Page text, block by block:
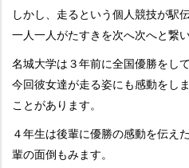
しかし、走るという個人競技が駅
一人一人がたすきを次へ次へと繋
名城大学は３年前に全国優勝をして
今回彼女達が走る姿にも感動をし
ことがあります。
４年生は後輩に優勝の感動を伝え
輩の面倒もみます。